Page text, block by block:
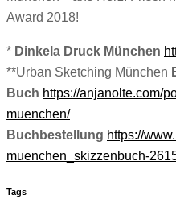
Award 2018!
* Dinkela Druck München
**Urban Sketching München
Buch https://anjanolte.com/
muenchen/
Buchbestellung https://
muenchen_skizzenbuch-
Tags